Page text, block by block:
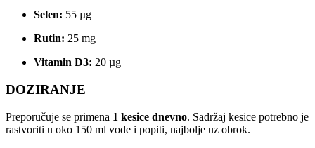
Selen: 55 µg
Rutin: 25 mg
Vitamin D3: 20 µg
DOZIRANJE
Preporučuje se primena 1 kesice dnevno. Sadržaj kesice potrebno je
rastvoriti u oko 150 ml vode i popiti, najbolje uz obrok.